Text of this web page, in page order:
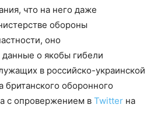
что на него даже
обороны
оно
о якобы гибели
в российско-украинской
оборонного
с опровержением в Twitter на